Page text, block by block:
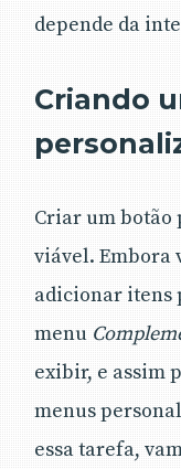
depende da
Criando
Criar um botão
viável. Embora
adicionar itens
menu
exibir, e assim
menus
essa tarefa,